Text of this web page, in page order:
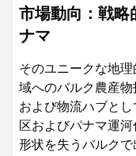
市場動向：戦略
ナマ
そのユニークな地
域へのバルク農産
および物流ハブと
区およびパナマ運
形状を失うバルク